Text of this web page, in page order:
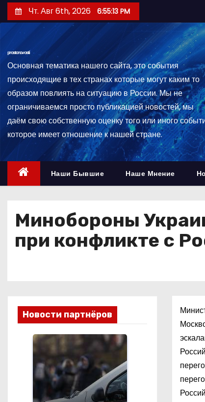
е
й
ж
Чт. Авг 6th, 2026 6:55:14 PM
prostonovosti
Основная тематика нашего сайта, это события
происходящие в тех странах которые могут каким то
образом повлиять на ситуацию в России. Мы не
ограничиваемся просто публикацией новостей, мы
даём свою собственную оценку того или иного
которое имеет отношение к нашей стране.
Наши Бывшие Наше Мнение
Минобороны
при конфликте с
Новости партнёров